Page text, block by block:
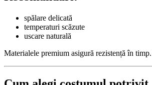
spălare delicată
temperaturi scăzute
uscare naturală
Materialele premium asigură rezistență în timp.